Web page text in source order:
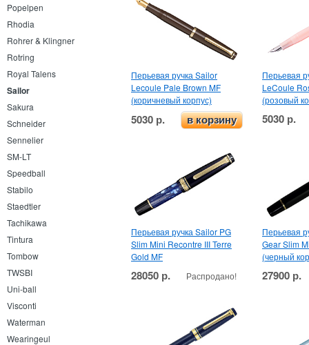
Popelpen
Rhodia
Rohrer & Klingner
Rotring
Royal Talens
Sailor
Sakura
Schneider
Sennelier
SM-LT
Speedball
Stabilo
Staedtler
Tachikawa
Tintura
Tombow
TWSBI
Uni-ball
Visconti
Waterman
Wearingeul
Перьевая ручка Sailor
Lecoule Pale Brown MF
(коричневый корпус)
5030 р. в корзину
Перьевая
LeCoule
(розовый
5030 р.
Перьевая ручка Sailor PG
Slim Mini Recontre III Terre
Gold MF
28050 р. Распродано!
Перьевая
Gear Slim
(черный
27900 р.